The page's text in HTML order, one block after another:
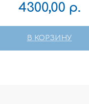
4300,00 р.
В КОРЗИНУ